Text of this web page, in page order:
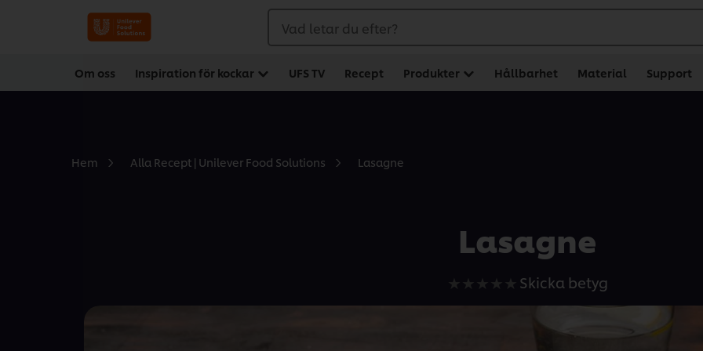
Vad letar du efter?
Om oss Inspiration för kockar UFS TV Recept Produkter Hållbarhet Material Support
Hem Alla Recept | Unilever Food Solutions Lasagne
Lasagne
Inga
betyg
Skicka betyg